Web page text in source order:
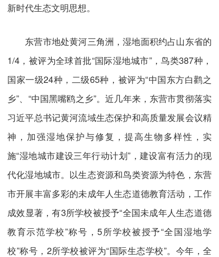
新时代生态文明思想。
东营市地处黄河三角洲，湿地面积约占山东省的
1/4，被评为全球首批“国际湿地城市”，鸟类387种，
国家一级24种，二级65种，被评为“中国东方白鹳之
乡”、“中国黑嘴鸥之乡”。近几年来，东营市贯彻落实
习近平总书记黄河流域生态保护和高质量发展会议精
神，加强湿地保护与修复，提高生物多样性，实
施“湿地城市建设三年行动计划”，建设富有活力的现
代化湿地城市。以生态资源和鸟类资源为特色，东营
市开展丰富多彩的未成年人生态道德教育活动，工作
成效显著，有3所学校被授予“全国未成年人生态道德
教育示范学校”称号，5所学校被授予“全国湿地学
校”称号，2所学校被评为“国际生态学校”。今年，全